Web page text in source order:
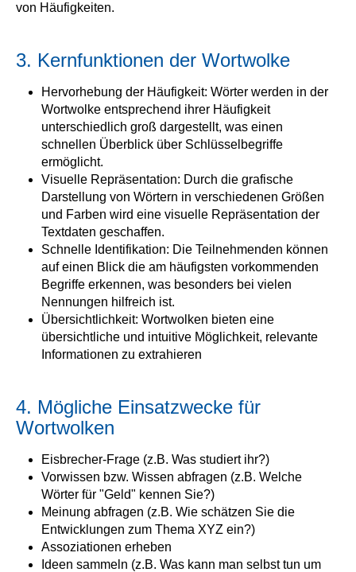
von Häufigkeiten.
3. Kernfunktionen der Wortwolke
Hervorhebung der Häufigkeit: Wörter werden in der
Wortwolke entsprechend ihrer Häufigkeit
unterschiedlich groß dargestellt, was einen
schnellen Überblick über Schlüsselbegriffe
ermöglicht.
Visuelle Repräsentation: Durch die grafische
Darstellung von Wörtern in verschiedenen Größen
und Farben wird eine visuelle Repräsentation der
Textdaten geschaffen.
Schnelle Identifikation: Die Teilnehmenden können
auf einen Blick die am häufigsten vorkommenden
Begriffe erkennen, was besonders bei vielen
Nennungen hilfreich ist.
Übersichtlichkeit: Wortwolken bieten eine
übersichtliche und intuitive Möglichkeit, relevante
Informationen zu extrahieren
4. Mögliche Einsatzwecke für
Wortwolken
Eisbrecher-Frage (z.B. Was studiert ihr?)
Vorwissen bzw. Wissen abfragen (z.B. Welche
Wörter für "Geld" kennen Sie?)
Meinung abfragen (z.B. Wie schätzen Sie die
Entwicklungen zum Thema XYZ ein?)
Assoziationen erheben
Ideen sammeln (z.B. Was kann man selbst tun um